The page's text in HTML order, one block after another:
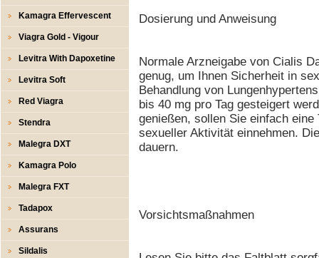
Kamagra Effervescent
Viagra Gold - Vigour
Levitra With Dapoxetine
Levitra Soft
Red Viagra
Stendra
Malegra DXT
Kamagra Polo
Malegra FXT
Tadapox
Assurans
Sildalis
Dosierung und Anweisung
Normale Arzneigabe von Cialis
genug, um Ihnen Sicherheit in
Behandlung von
bis 40 mg pro Tag gesteigert
genießen, sollen Sie einfach
sexueller Aktivität einnehmen.
dauern.
Vorsichtsmaßnahmen